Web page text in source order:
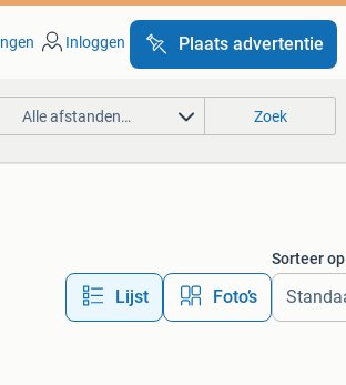
Inloggen Plaats advertentie
Alle afstanden… Zoek
Lijst Foto’s
Sorteer op